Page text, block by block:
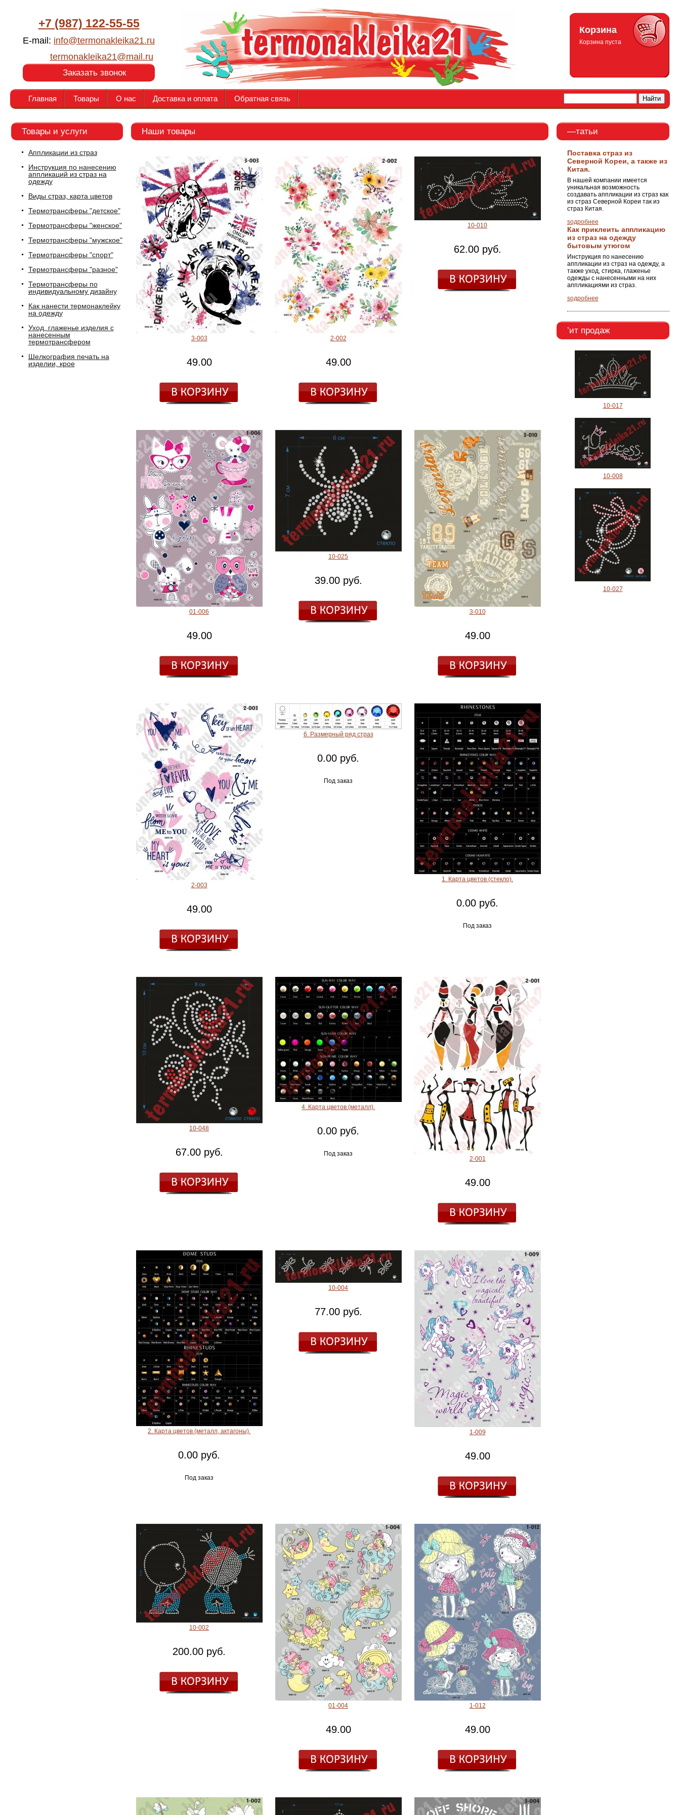
+7 (987) 122-55-55
E-mail: info@termonakleika21.ru
termonakleika21@mail.ru
Заказать звонок
Корзина
Корзина пуста
Главная Товары О нас Доставка и оплата Обратная связь
Товары и услуги
Аппликации из страз
Инструкция по нанесению
аппликаций из страз на
одежду
Виды страз, карта цветов
Термотрансферы "детское"
Термотрансферы "женское"
Термотрансферы "мужское"
Термотрансферы "спорт"
Термотрансферы "разное"
Термотрансферы по
индивидуальному дизайну
Как нанести термонаклейку
на одежду
Уход, глаженье изделия с
нанесенным
термотрансфером
Шелкография печать на
изделии, крое
Наши товары
3-003
49.00
2-002
49.00
10-010
62.00 руб.
01-006
49.00
10-025
39.00 руб.
3-010
49.00
2-003
49.00
6. Размерный ряд страз
0.00 руб.
Под заказ
1. Карта цветов (стекло).
0.00 руб.
Под заказ
10-048
67.00 руб.
4. Карта цветов (металл).
0.00 руб.
Под заказ
2-001
49.00
2. Карта цветов (металл, актагоны).
0.00 руб.
Под заказ
10-004
77.00 руб.
1-009
49.00
10-002
200.00 руб.
01-004
49.00
1-012
49.00
—татьи
Поставка страз из
Северной Кореи, а также из
Китая.
В нашей компании имеется
уникальная возможность
создавать аппликации из страз как
из страз Северной Кореи так из
страз Китая.
ѕодробнее
Как приклеить аппликацию
из страз на одежду
бытовым утюгом
Инструкция по нанесению
аппликации из страз на одежду, а
также уход, стирка, глаженье
одежды с нанесенными на них
аппликациями из страз.
ѕодробнее
’ит продаж
10-017
10-008
10-027